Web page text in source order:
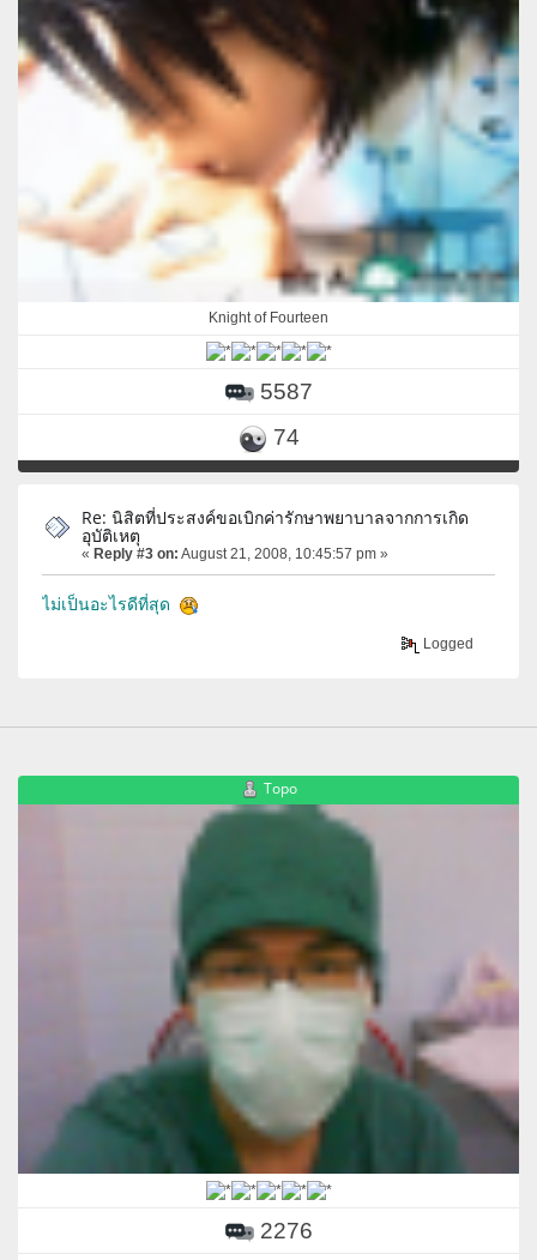
Knight of Fourteen
5587
74
Re: นิสิตที่ประสงค์ขอเบิกค่ารักษาพยาบาลจากการเกิด
อุบัติเหตุ
« Reply #3 on: August 21, 2008, 10:45:57 pm »
ไม่เป็นอะไรดีที่สุด
Logged
Topo
2276